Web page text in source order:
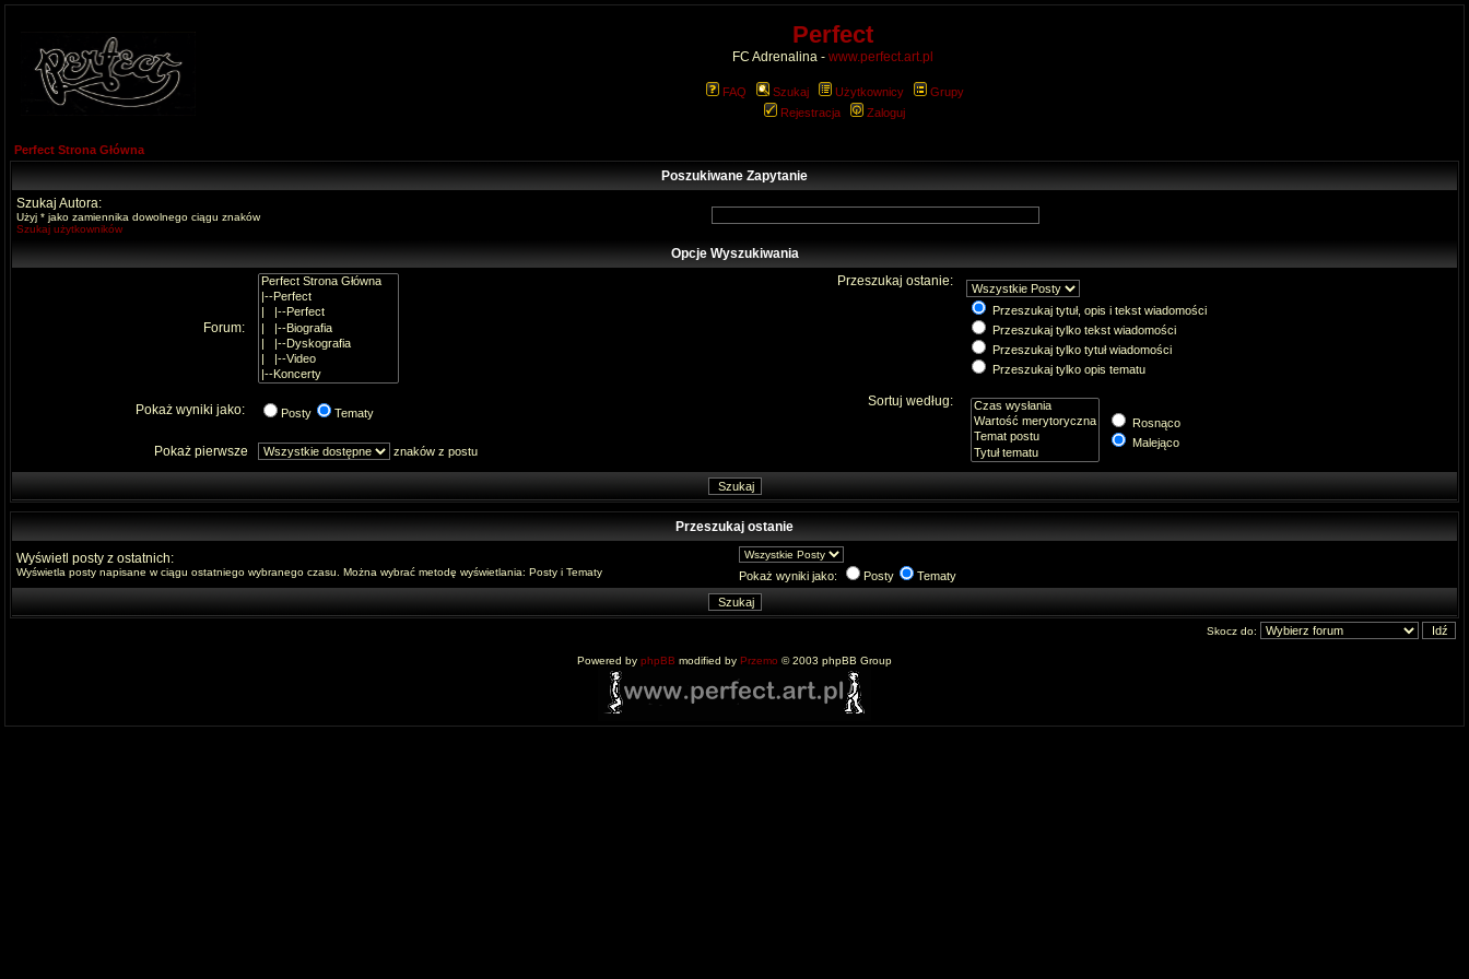
Perfect
FC Adrenalina - www.perfect.art.pl
FAQ Szukaj Użytkownicy
Grupy
Rejestracja
Zaloguj
Perfect Strona Główna
Poszukiwane Zapytanie
Szukaj Autora:
Użyj * jako zamiennika dowolnego ciągu znaków
Szukaj użytkowników
Opcje Wyszukiwania
Forum:
Przeszukaj ostanie:
Przeszukaj tytuł, opis i tekst wiadomości
Przeszukaj tylko tekst wiadomości
Przeszukaj tylko tytuł wiadomości
Przeszukaj tylko opis tematu
Pokaż wyniki jako: Posty Tematy
Sortuj według:
Rosnąco
Malejąco
Pokaż pierwsze znaków z postu
Przeszukaj ostanie
Wyświetl posty z ostatnich:
Wyświetla posty napisane w ciągu ostatniego wybranego czasu. Można wybrać metodę wyświetlania: Posty i Tematy Pokaż wyniki jako: Posty Tematy
Skocz do:
Powered by phpBB modified by Przemo © 2003 phpBB Group